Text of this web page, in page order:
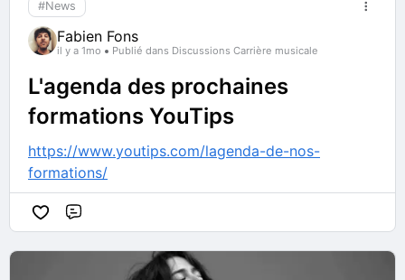
#News
Fabien Fons
il y a 1mo Publié dans Discussions Carrière musicale
L'agenda des prochaines
formations YouTips
https://www.youtips.com/lagenda-de-nos-
formations/